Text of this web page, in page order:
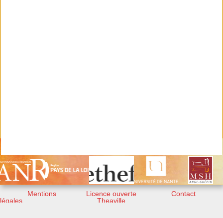
Mentions
légales
Licence ouverte
Theaville
Contact